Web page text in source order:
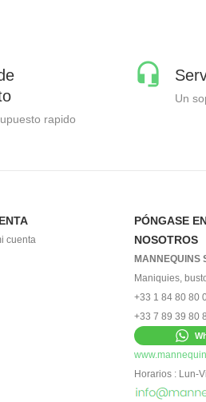
rapido
Un
cuenta
PÓNGASE
NOSOTROS
MANNEQUINS
Maniquies,
+33 1 84 80 80
+33 7 89 39 80
Horarios : Lun-